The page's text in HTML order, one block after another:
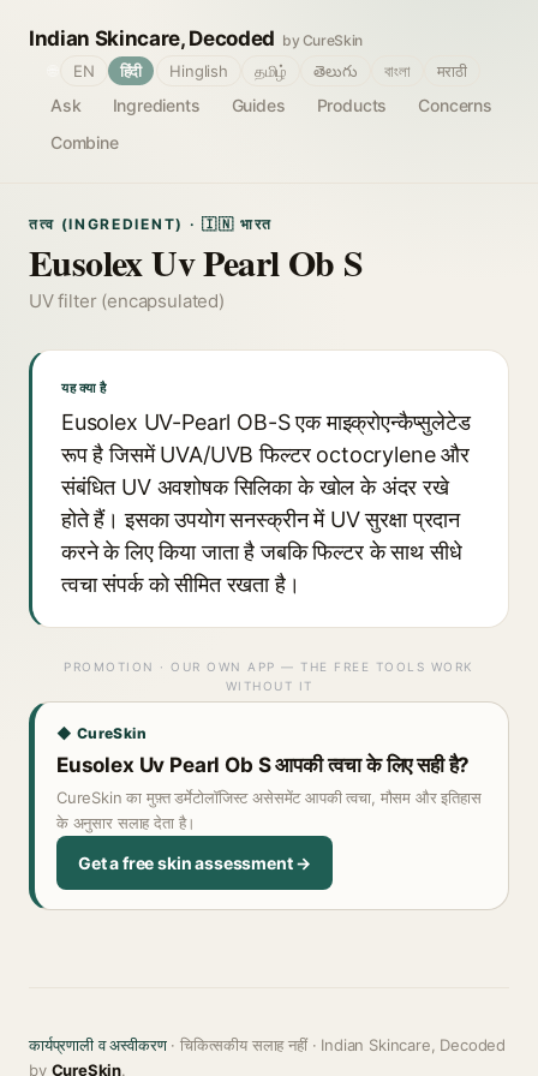
Indian Skincare, Decoded by CureSkin
Ask Ingredients Guides Products
Concerns
Combine
EN हिंदी Hinglish தமிழ் తెలుగు বাংলা मराठी
तत्व (INGREDIENT) · 🇮🇳 भारत
Eusolex Uv Pearl Ob S
UV filter (encapsulated)
यह क्या है
Eusolex UV-Pearl OB-S एक माइक्रोएन्कैप्सुलेटेड
रूप है जिसमें UVA/UVB फिल्टर octocrylene और
संबंधित UV अवशोषक सिलिका के खोल के अंदर रखे
होते हैं। इसका उपयोग सनस्क्रीन में UV सुरक्षा प्रदान
करने के लिए किया जाता है जबकि फिल्टर के साथ सीधे
त्वचा संपर्क को सीमित रखता है।
PROMOTION · OUR OWN APP — THE FREE TOOLS WORK
WITHOUT IT
◆ CureSkin
Eusolex Uv Pearl Ob S आपकी त्वचा के लिए सही है?
CureSkin का मुफ़्त डर्मेटोलॉजिस्ट असेसमेंट आपकी त्वचा, मौसम और इतिहास
के अनुसार सलाह देता है।
Get a free skin assessment →
कार्यप्रणाली व अस्वीकरण· चिकित्सकीय सलाह नहीं · Indian Skincare, Decoded
by CureSkin.